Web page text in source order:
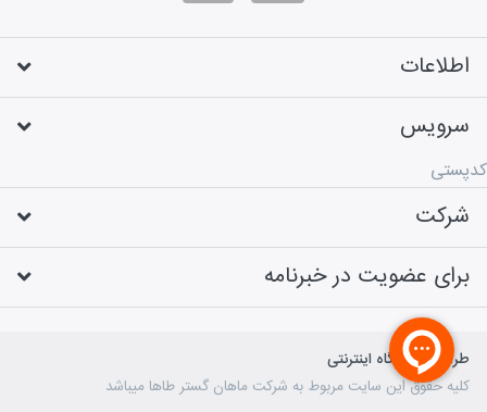
اطلاعات
سرویس
کدپستی
شرکت
برای عضویت در خبرنامه
طراحی فروشگاه اینترنتی
کلیه حقوق این سایت مربوط به شرکت ماهان گستر طاها میباشد